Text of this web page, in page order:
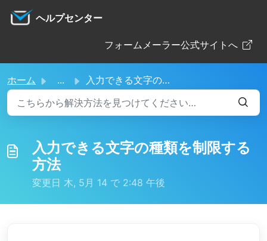
ヘルプセンター
フォームメーラー公式サイトへ
ホーム ... 入力できる文字の種類を制限する方法
入力できる文字の種類を制限する
方法
変更日 木, 5月 14 で 2:48 午後